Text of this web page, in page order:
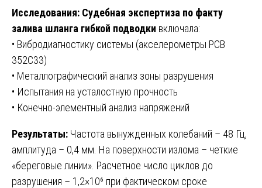
Исследования: Судебная экспертиза по факту
залива шланга гибкой подводки включала:
• Вибродиагностику системы (акселерометры PCB
352C33)
• Металлографический анализ зоны разрушения
• Испытания на усталостную прочность
• Конечно-элементный анализ напряжений
Результаты: Частота вынужденных колебаний – 48 Гц,
амплитуда – 0,4 мм. На поверхности излома – четкие
«береговые линии». Расчетное число циклов до
разрушения – 1,2×10⁶ при фактическом сроке